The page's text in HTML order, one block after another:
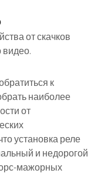
от скачков
видео.
к
наиболее
от
установка реле
и недорогой
мажорных